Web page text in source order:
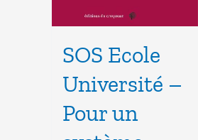
SOS Ecole
Université –
Pour un